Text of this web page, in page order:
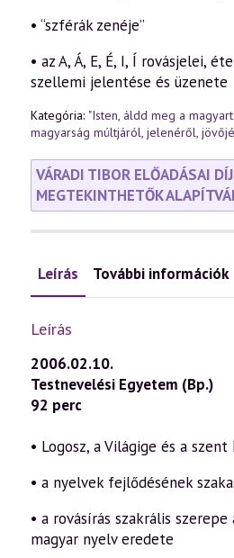
• “szférák zenéje”
• az A, Á, E, É, I, Í rovásjelei,
szellemi jelentése és üzenete
Kategória: "Isten, áldd meg a
magyarság múltjáról, jelenéről,
VÁRADI TIBOR ELŐADÁSAI
MEGTEKINTHETŐK
Leírás További információk
Leírás
2006.02.10.
Testnevelési Egyetem (Bp.)
92 perc
• Logosz, a Világige és a szent
• a nyelvek fejlődésének
• a rovásírás szakrális
magyar nyelv eredete